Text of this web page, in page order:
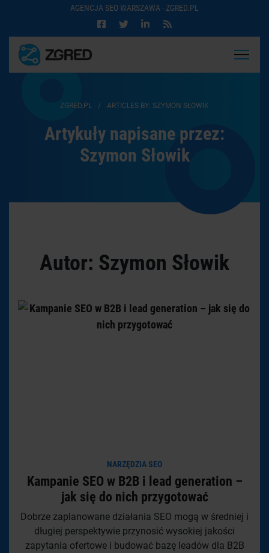
AGENCJA SEO WARSZAWA - ZGRED.PL
ZGRED.PL / ARTICLES BY: SZYMON SŁOWIK
Artykuły napisane przez:
Szymon Słowik
Autor: Szymon Słowik
NARZĘDZIA SEO
Kampanie SEO w B2B i lead generation –
jak się do nich przygotować
Dobrze zaplanowane działania SEO mogą w średniej i
długiej perspektywie przynosić wysokiej jakości
zapytania ofertowe i budować bazę leadów dla B2B